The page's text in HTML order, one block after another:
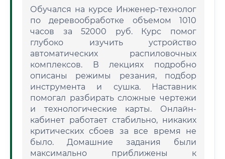
Обучался на курсе Инженер-технолог
по деревообработке объемом 1010
часов за 52000 руб. Курс помог
глубоко изучить устройство
автоматических распиловочных
комплексов. В лекциях подробно
описаны режимы резания, подбор
инструмента и сушка. Наставник
помогал разбирать сложные чертежи
и технологические карты. Онлайн-
кабинет работает стабильно, никаких
критических сбоев за все время не
было. Домашние задания были
максимально приближены к